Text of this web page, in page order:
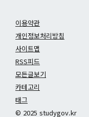
이용약관
개인정보처리방침
사이트맵
RSS피드
모든글보기
카테고리
태그
© 2025 studygov.kr